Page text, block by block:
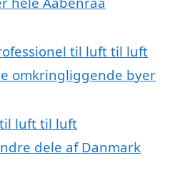
til luft til luft
omkringliggende byer
luft til luft
dele af Danmark